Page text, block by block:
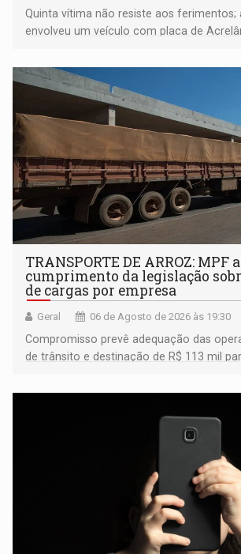
Quinta vítima não resiste aos ferimentos;
envolveu um veículo com placa de
TRANSPORTE DE ARROZ: MPF
cumprimento da legislação
de cargas por empresa
Geral 06 de Agosto de 2026 às 19:30
Compromisso prevê adequação das
de trânsito e destinação de R$ 113 mil